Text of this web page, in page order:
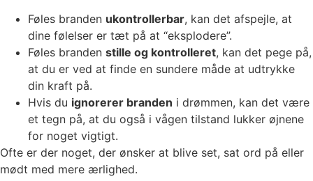
Føles branden ukontrollerbar, kan det afspejle, at
dine følelser er tæt på at “eksplodere”.
Føles branden stille og kontrolleret, kan det pege på,
at du er ved at finde en sundere måde at udtrykke
din kraft på.
Hvis du ignorerer branden i drømmen, kan det være
et tegn på, at du også i vågen tilstand lukker øjnene
for noget vigtigt.
Ofte er der noget, der ønsker at blive set, sat ord på eller
mødt med mere ærlighed.